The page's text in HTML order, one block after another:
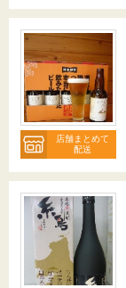
店舗まとめて
配送